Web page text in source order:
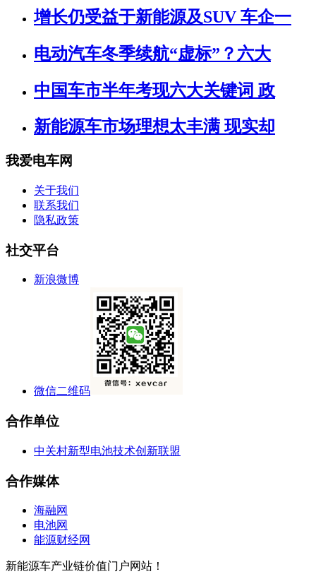
增长仍受益于新能源及SUV 车企一
电动汽车冬季续航“虚标”？六大
中国车市半年考现六大关键词 政
新能源车市场理想太丰满 现实却
我爱电车网
关于我们
联系我们
隐私政策
社交平台
新浪微博
微信二维码
合作单位
中关村新型电池技术创新联盟
合作媒体
海融网
电池网
能源财经网
新能源车产业链价值门户网站！